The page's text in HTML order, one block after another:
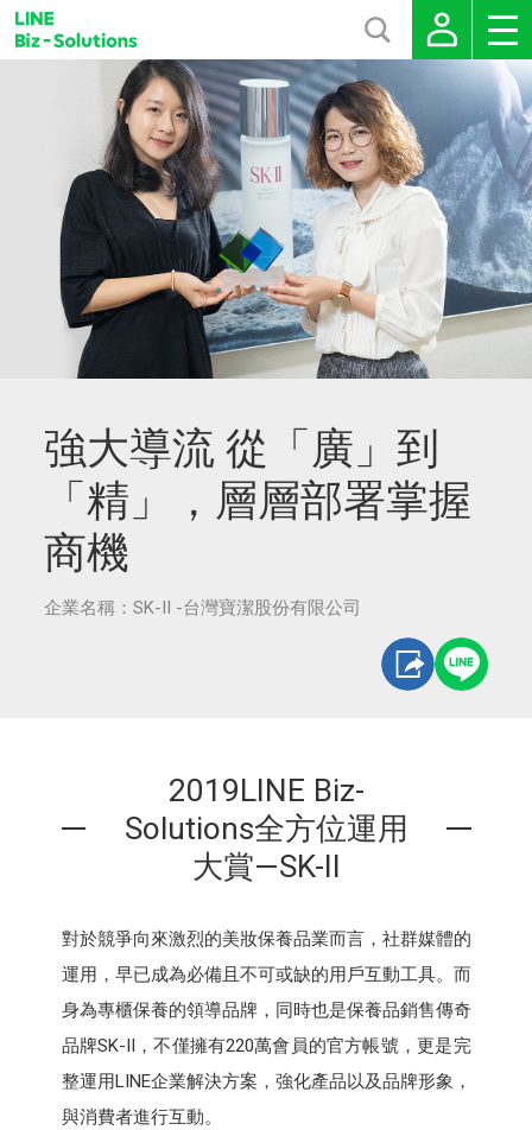
強大導流 從「廣」到
「精」，層層部署掌握
商機
企業名稱：SK-II -台灣寶潔股份有限公司
2019LINE Biz-
Solutions全方位運用
大賞—SK-II
對於競爭向來激烈的美妝保養品業而言，社群媒體的
運用，早已成為必備且不可或缺的用戶互動工具。而
身為專櫃保養的領導品牌，同時也是保養品銷售傳奇
品牌SK-II，不僅擁有220萬會員的官方帳號，更是完
整運用LINE企業解決方案，強化產品以及品牌形象，
與消費者進行互動。